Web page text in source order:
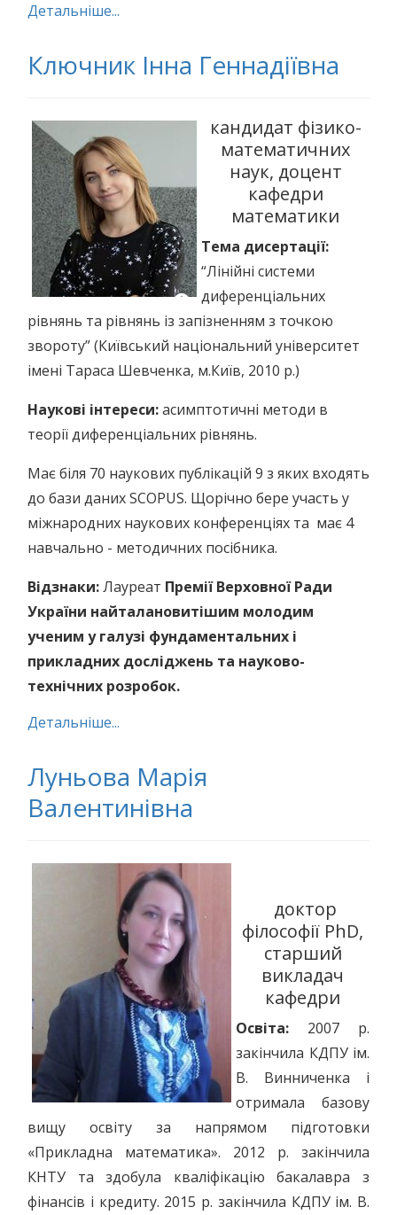
Детальніше...
Ключник Інна Геннадіївна
кандидат фізико-
математичних
наук, доцент
кафедри
математики
Тема дисертації:
“Лінійні системи
диференціальних
рівнянь та рівнянь із запізненням з точкою
звороту” (Київський національний університет
імені Тараса Шевченка, м.Київ, 2010 р.)
Наукові інтереси:асимптотичні методи в
теорії диференціальних рівнянь.
Має біля 70 наукових публікацій 9 з яких входять
до бази даних SCOPUS. Щорічно бере участь у
міжнародних наукових конференціях та має 4
навчально - методичних посібника.
Відзнаки:Лауреат Премії Верховної Ради
України найталановитішим молодим
ученим у галузі фундаментальних і
прикладних досліджень та науково-
технічних розробок.
Детальніше...
Луньова Марія
Валентинівна
доктор
філософії PhD,
старший
викладач
кафедри
Освіта: 2007 р.
закінчила КДПУ ім.
В. Винниченка і
отримала базову
вищу освіту за напрямом підготовки
«Прикладна математика». 2012 р. закінчила
КНТУ та здобула кваліфікацію бакалавра з
фінансів і кредиту. 2015 р. закінчила КДПУ ім. В.